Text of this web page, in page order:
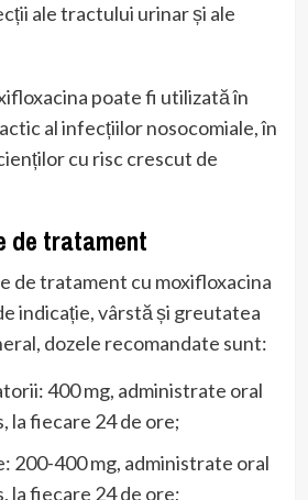
ale tractului urinar și ale
poate fi utilizată în
al infecțiilor nosocomiale, în
cu risc crescut de
de tratament
de tratament cu moxifloxacina
indicație, vârstă și greutatea
dozele recomandate sunt:
400 mg, administrate oral
la fiecare 24 de ore;
200-400 mg, administrate oral
la fiecare 24 de ore;